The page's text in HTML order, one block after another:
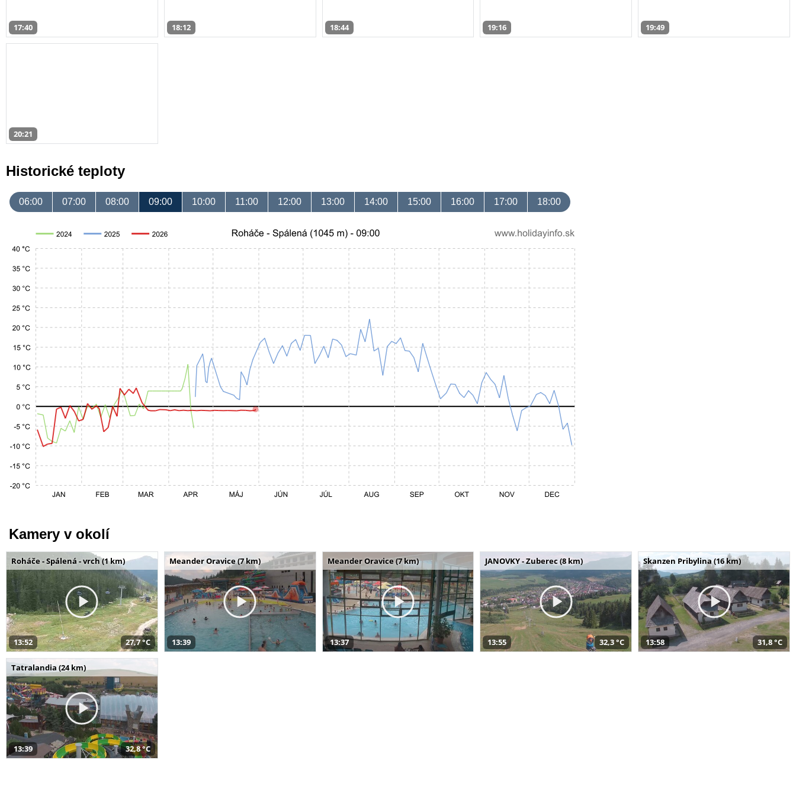
17:40 18:12 18:44 19:16 19:49
20:21
Historické teploty
06:00 07:00 08:00 09:00 10:00 11:00 12:00 13:00 14:00 15:00 16:00 17:00 18:00
Kamery v okolí
Roháče - Spálená - vrch (1 km)
13:52 27,7 °C
Meander Oravice (7 km)
13:39
Meander Oravice (7 km)
13:37
JANOVKY - Zuberec (8 km)
13:55 32,3 °C
Skanzen Pribylina (16 km)
13:58 31,8 °C
Tatralandia (24 km)
13:39 32,8 °C